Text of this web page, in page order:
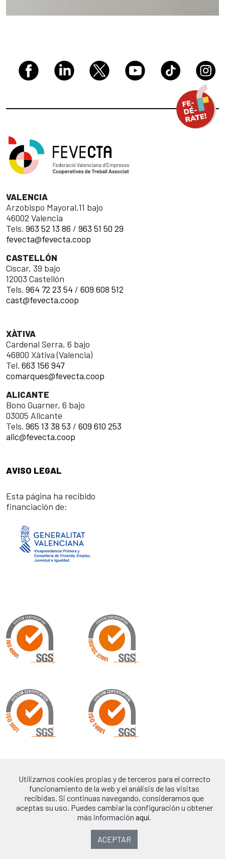
VALENCIA
Arzobispo Mayoral,11 bajo
46002 Valencia
Tels. 963 52 13 86 / 963 51 50 29
fevecta@fevecta.coop
CASTELLÓN
Císcar, 39 bajo
12003 Castellón
Tels. 964 72 23 54 / 609 608 512
cast@fevecta.coop
XÀTIVA
Cardenal Serra, 6 bajo
46800 Xàtiva (Valencia)
Tel. 663 156 947
comarques@fevecta.coop
ALICANTE
Bono Guarner, 6 bajo
03005 Alicante
Tels. 965 13 38 53 / 609 610 253
alic@fevecta.coop
AVISO LEGAL
Esta página ha recibido
financiación de:
Utilizamos cookies propias y de terceros para el correcto
funcionamiento de la web y el análisis de las visitas
recibidas. Si continuas navegando, consideramos que
aceptas su uso. Puedes cambiar la configuración u obtener
más información aquí.
ACEPTAR